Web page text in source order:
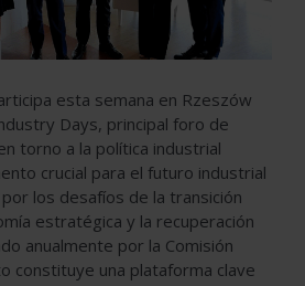
esta semana en Rzeszów
Days, principal foro de
torno a la política industrial
crucial para el futuro industrial
los desafíos de la transición
estratégica y la recuperación
anualmente por la Comisión
constituye una plataforma clave